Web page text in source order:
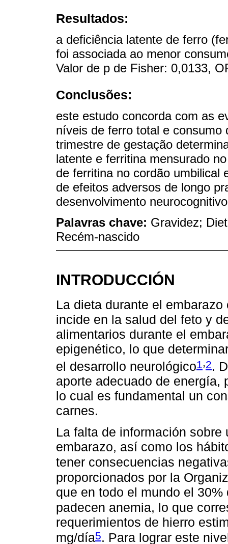
Resultados:
a deficiência latente de ferro
foi associada ao menor
Valor de p de Fisher: 0,0133,
Conclusões:
este estudo concorda com as
níveis de ferro total e consumo
trimestre de gestação
latente e ferritina mensurado
de ferritina no cordão umbilical
de efeitos adversos de longo
desenvolvimento
Palavras chave: Gravidez;
Recém-nascido
INTRODUCCIÓN
La dieta durante el
incide en la salud del feto y
alimentarios durante el
epigenético, lo que
el desarrollo neurológico1,2.
aporte adecuado de energía,
lo cual es fundamental un
carnes.
La falta de información
embarazo, así como los
tener consecuencias
proporcionados por la
que en todo el mundo el
padecen anemia, lo que
requerimientos de hierro
mg/día5. Para lograr este